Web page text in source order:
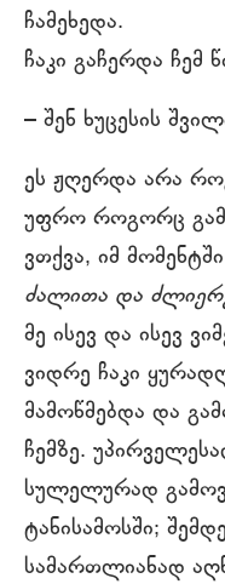
ჩამეხედა.
ჩაკი გაჩერდა ჩემ
– შენ ხუცესის
ეს ჟღერდა არა
უფრო როგორც
ვთქვა, იმ
ძალითა და
მე ისევ და ისევ
ვიდრე ჩაკი
მამოწმებდა და
ჩემზე.
სულელურად
ტანისამოსში;
სამართლიანად